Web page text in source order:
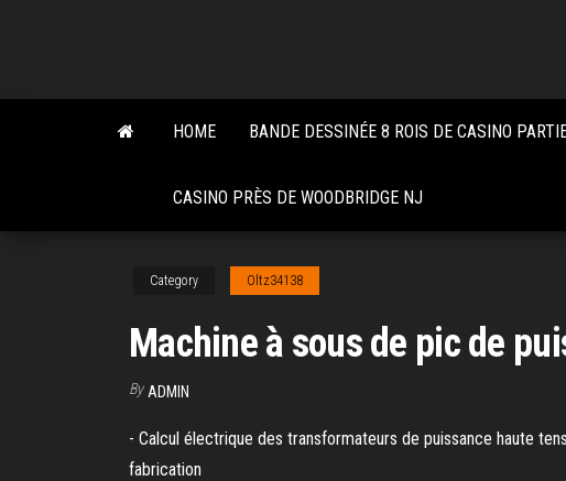
content
HOME BANDE DESSINÉE 8 ROIS DE CASINO
CASINO PRÈS DE WOODBRIDGE NJ
Category Oltz34138
Machine à sous de pic de
By ADMIN
- Calcul électrique des transformateurs de puissance haute
fabrication